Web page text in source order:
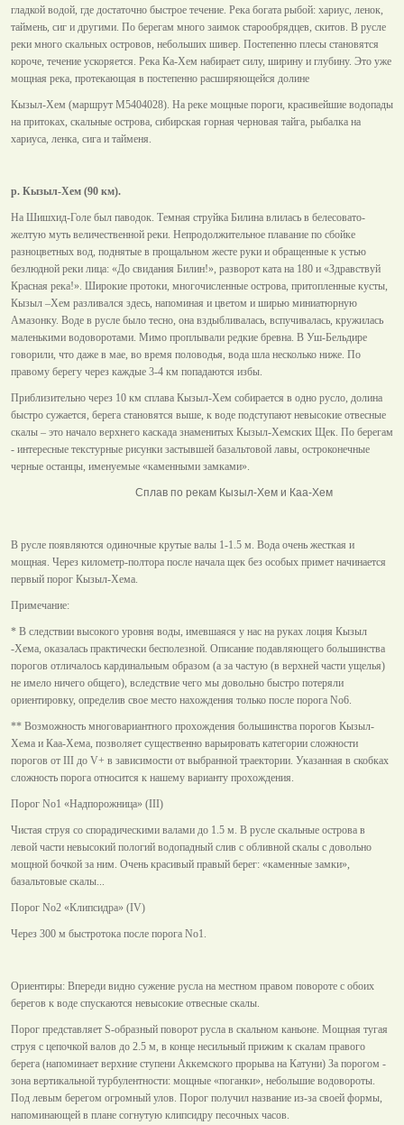
гладкой водой, где достаточно быстрое течение. Река богата рыбой: хариус, ленок,
таймень, сиг и другими. По берегам много заимок старообрядцев, скитов. В русле
реки много скальных островов, небольших шивер. Постепенно плесы становятся
короче, течение ускоряется. Река Ка-Хем набирает силу, ширину и глубину. Это уже
мощная река, протекающая в постепенно расширяющейся долине
Кызыл-Хем (маршрут М5404028). На реке мощные пороги, красивейшие водопады
на притоках, скальные острова, сибирская горная черновая тайга, рыбалка на
хариуса, ленка, сига и тайменя.
р. Кызыл-Хем (90 км).
На Шишхид-Голе был паводок. Темная струйка Билина влилась в белесовато-
желтую муть величественной реки. Непродолжительное плавание по сбойке
разноцветных вод, поднятые в прощальном жесте руки и обращенные к устью
безлюдной реки лица: «До свидания Билин!», разворот ката на 180 и «Здравствуй
Красная река!». Широкие протоки, многочисленные острова, притопленные кусты,
Кызыл –Хем разливался здесь, напоминая и цветом и ширью миниатюрную
Амазонку. Воде в русле было тесно, она вздыбливалась, вспучивалась, кружилась
маленькими водоворотами. Мимо проплывали редкие бревна. В Уш-Бельдире
говорили, что даже в мае, во время половодья, вода шла несколько ниже. По
правому берегу через каждые 3-4 км попадаются избы.
Приблизительно через 10 км сплава Кызыл-Хем собирается в одно русло, долина
быстро сужается, берега становятся выше, к воде подступают невысокие отвесные
скалы – это начало верхнего каскада знаменитых Кызыл-Хемских Щек. По берегам
- интересные текстурные рисунки застывшей базальтовой лавы, остроконечные
черные останцы, именуемые «каменными замками».
Сплав по рекам Кызыл-Хем и Каа-Хем
В русле появляются одиночные крутые валы 1-1.5 м. Вода очень жесткая и
мощная. Через километр-полтора после начала щек без особых примет начинается
первый порог Кызыл-Хема.
Примечание:
* В следствии высокого уровня воды, имевшаяся у нас на руках лоция Кызыл
-Хема, оказалась практически бесполезной. Описание подавляющего большинства
порогов отличалось кардинальным образом (а за частую (в верхней части ущелья)
не имело ничего общего), вследствие чего мы довольно быстро потеряли
ориентировку, определив свое место нахождения только после порога No6.
** Возможность многовариантного прохождения большинства порогов Кызыл-
Хема и Каа-Хема, позволяет существенно варьировать категории сложности
порогов от III до V+ в зависимости от выбранной траектории. Указанная в скобках
сложность порога относится к нашему варианту прохождения.
Порог No1 «Надпорожница» (III)
Чистая струя со спорадическими валами до 1.5 м. В русле скальные острова в
левой части невысокий пологий водопадный слив с обливной скалы с довольно
мощной бочкой за ним. Очень красивый правый берег: «каменные замки»,
базальтовые скалы...
Порог No2 «Клипсидра» (IV)
Через 300 м быстротока после порога No1.
Ориентиры: Впереди видно сужение русла на местном правом повороте с обоих
берегов к воде спускаются невысокие отвесные скалы.
Порог представляет S-образный поворот русла в скальном каньоне. Мощная тугая
струя с цепочкой валов до 2.5 м, в конце несильный прижим к скалам правого
берега (напоминает верхние ступени Аккемского прорыва на Катуни) За порогом -
зона вертикальной турбулентности: мощные «поганки», небольшие водовороты.
Под левым берегом огромный улов. Порог получил название из-за своей формы,
напоминающей в плане согнутую клипсидру песочных часов.